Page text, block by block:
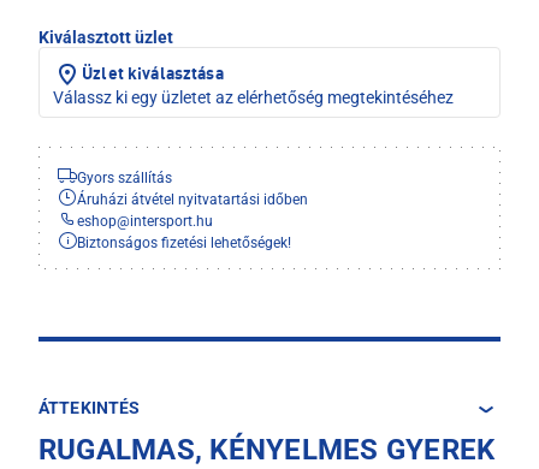
Kiválasztott üzlet
Üzlet kiválasztása
Válassz ki egy üzletet az elérhetőség megtekintéséhez
Gyors szállítás
Áruházi átvétel nyitvatartási időben
eshop@intersport.hu
Biztonságos fizetési lehetőségek!
ÁTTEKINTÉS
RUGALMAS, KÉNYELMES GYEREK